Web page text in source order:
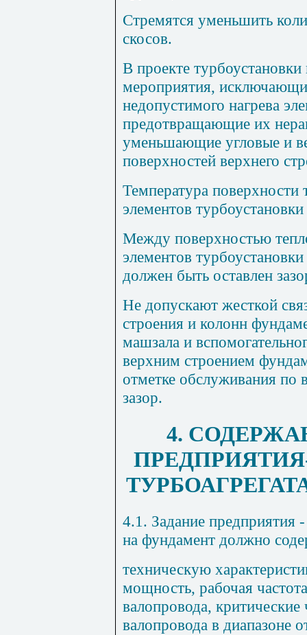
Стремятся уменьшить
скосов.
В проекте
мероприятия,
недопустимого нагрева
предотвращающие их
уменьшающие угловые и
поверхностей верхнего
Температура поверхности
элементов
Между поверхностью
элементов
должен быть оставлен
Нe допускают жесткой
строения и колонн
машзала и
верхним строением
отметке обслуживания по
зазор.
4.
4.1. Задание предприятия -
на фундамент должно
техническую
мощность, рабочая
валопровода,
валопровода в диапазоне